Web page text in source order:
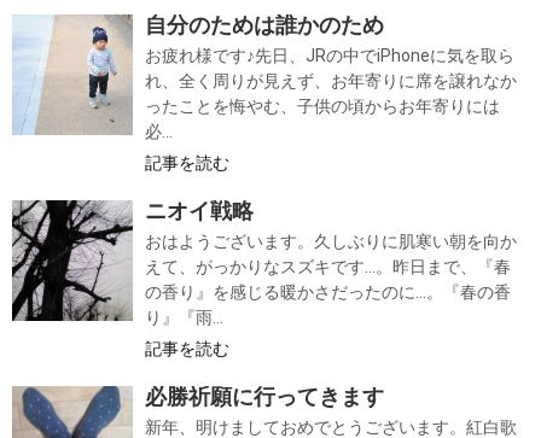
自分のためは誰かのため
お疲れ様です♪先日、JRの中でiPhoneに気を取ら
れ、全く周りが見えず、お年寄りに席を譲れなか
ったことを悔やむ、子供の頃からお年寄りには
必...
記事を読む
ニオイ戦略
おはようございます。久しぶりに肌寒い朝を向か
えて、がっかりなスズキです…。昨日まで、『春
の香り』を感じる暖かさだったのに…。『春の香
り』『雨...
記事を読む
必勝祈願に行ってきます
新年、明けましておめでとうございます。紅白歌